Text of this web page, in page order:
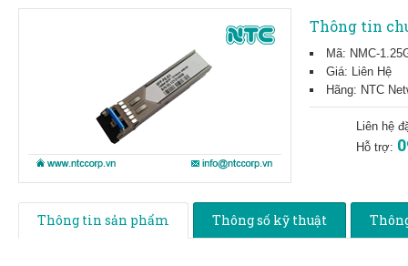
Thông tin
Mã: NMC-
Giá: Liên Hệ
Hãng: NTC
Liên hệ
Hỗ trợ:
Thông tin sản phẩm Thông số kỹ thuật